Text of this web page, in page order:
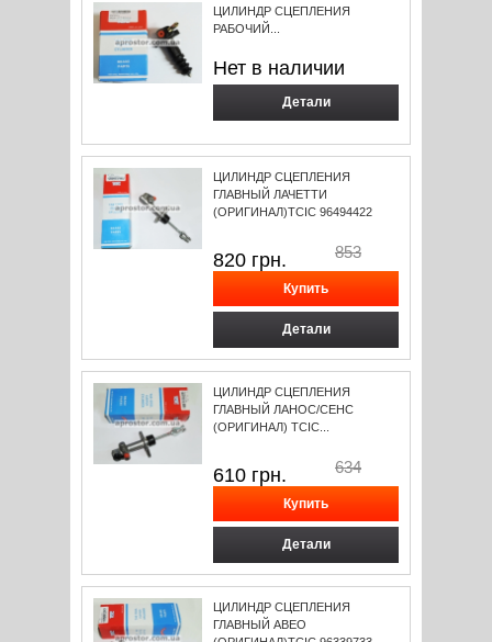
ЦИЛИНДР СЦЕПЛЕНИЯ
РАБОЧИЙ...
Нет в наличии
Детали
ЦИЛИНДР СЦЕПЛЕНИЯ
ГЛАВНЫЙ ЛАЧЕТТИ
(ОРИГИНАЛ)TCIC 96494422
820 грн. 853
Детали
ЦИЛИНДР СЦЕПЛЕНИЯ
ГЛАВНЫЙ ЛАНОС/СЕНС
(ОРИГИНАЛ) TCIC...
610 грн. 634
Детали
ЦИЛИНДР СЦЕПЛЕНИЯ
ГЛАВНЫЙ АВЕО